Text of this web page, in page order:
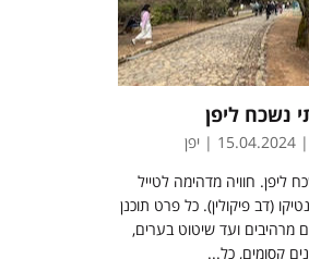
נשכח ליפן
ליפן. חוויה מדהימה לטייל
(דב פיקולין). כל פרט תוכנן
מרהיבים ועד שיטוט בערים,
קסומים, כל...